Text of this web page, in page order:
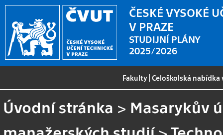
ČESKÉ VYSOKÉ
V PRAZE
STUDIJNÍ PLÁNY
2025/2026
Fakulty |Celoškolská
Úvodní stránka > Masarykův